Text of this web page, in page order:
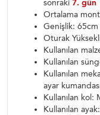
sonraki 7. gün
Ortalama
Genişlik:
Oturak
Kullanılan
Kullanılan
Kullanılan
ayar
Kullanılan kol:
Kullanılan